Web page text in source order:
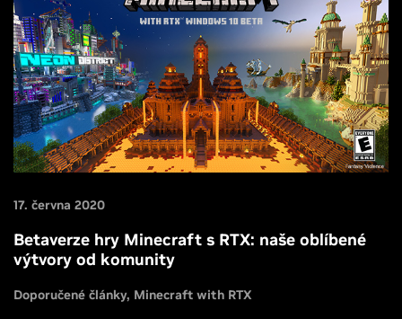
17. června 2020
Betaverze hry Minecraft s RTX: naše oblíbené
výtvory od komunity
Doporučené články Minecraft with RTX